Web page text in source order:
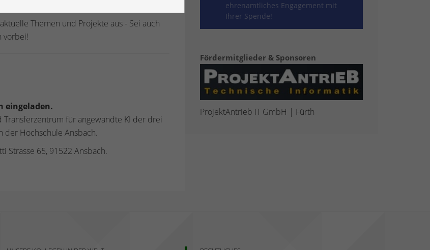
Themen und Projekte aus - Sei auch
vorbei!
eingeladen.
für angewandte KI der drei
der Hochschule Ansbach.
Strasse 65, 91522 Ansbach.
ehrenamtliches Engagement mit
Ihrer Spende!
Fördermitglieder & Sponsoren
ProjektAntrieb IT GmbH | Fürth